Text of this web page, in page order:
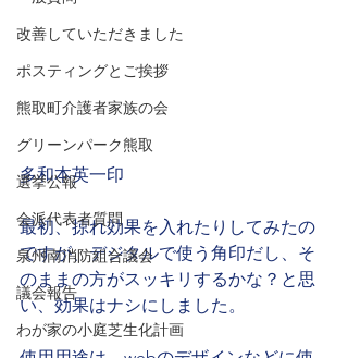
改善していただきました
ポスティングとご挨拶
熊取町介護者家族の会
グリーンパーク熊取
選挙公報
会派代表者質問
泉州南消防組合議会
議会報告
わが家の小庭芝生化計画
多和本英一印
最初、掠れ効果を入れたりしてみたの
ですが、デジタルで使う角印だし、そ
のままの方がスッキリするかな？と思
い、効果はナシにしました。